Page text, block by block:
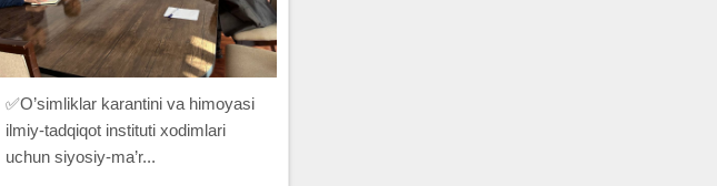
✅O’simliklar karantini va himoyasi
ilmiy-tadqiqot instituti xodimlari
uchun siyosiy-ma’r...